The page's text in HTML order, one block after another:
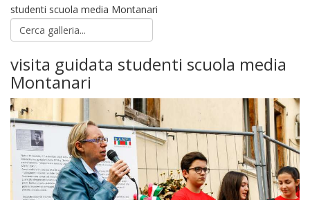
studenti scuola media Montanari
visita guidata studenti scuola media
Montanari